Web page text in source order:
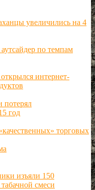
увеличились на 4
по темпам
интернет-
потерял
год
торговых
изъяли 150
смеси